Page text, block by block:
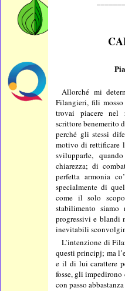
Allorché mi
Filangieri, fili
trovai piacere nel
scrittore benemerito
perché gli stessi
motivo di rettificare
svilupparle,
chiarezza; di
perfetta armonia
specialmente di
come il solo
stabilimento
progressivi e blandi
inevitabili
L’intenzione di
questi principj; ma
e il di lui carattere
fosse, gli impedirono
con passo